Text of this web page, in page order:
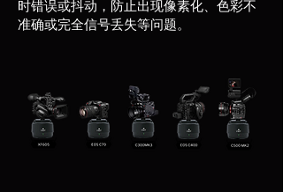
时错误或抖动，防止出现像素化、色彩不
准确或完全信号丢失等问题。